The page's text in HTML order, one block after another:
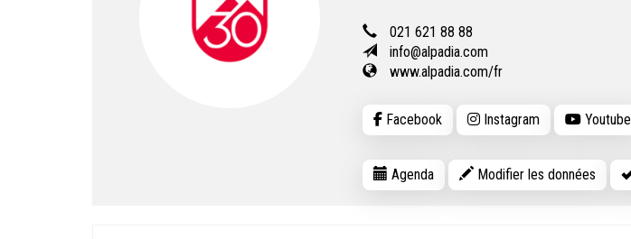
021 621 88 88
info@alpadia.com
www.alpadia.com/fr
Facebook Instagram Youtube
Agenda Modifier les données